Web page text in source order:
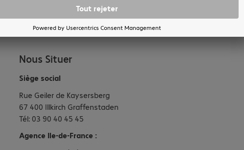
Nous Situer
Siège social
Rue Geiler de Kaysersberg
67 400 Illkirch Graffenstaden
Tél: 03 90 40 45 45
Agence Ile-de-France :